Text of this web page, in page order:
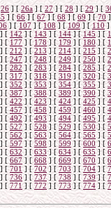
26] [26a ] [27] [ 28] [29] [
] [66 ] [67] [68] [69] [70]
] [107 ] [108 ] [109 ] [110]
] [ 142] [ 143 ] [ 144] [145] [
[177 ] [178] [ 179 ] [180] [
] [212] [213 ] [ 214 ] [ 215] [
] [247 ] [248 ] [249 ] [ 250 ] [
[282 ] [ 283] [ 284] [285 ] [
] [ 317] [ 318] [ 319 ] [320] [
] [352] [353 ] [ 354] [355 ] [
] [ 387 ] [388] [ 389 ] [390 ] [
] [422] [ 423] [ 424] [ 425] [
[457 ] [458 ] [459] [ 460 ] [
[492 ] [493] [ 494] [495] [
[ 527] [ 528] [ 529 ] [530] [
[562] [563] [ 564] [ 565 ] [
] [ 597 ] [ 598 ] [ 599] [600 ] [
[ 632] [633] [634 ] [ 635] [
[ 667 ] [668 ] [ 669] [ 670 ] [
] [701 ] [702] [703] [704] [
[ 736] [ 737] [738 ] [739] [
[771] [ 772 ] [ 773 ] [ 774 ] [